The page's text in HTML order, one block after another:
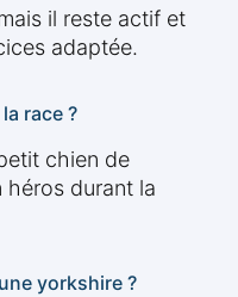
il reste actif et
adaptée.
race ?
chien de
héros durant la
yorkshire ?